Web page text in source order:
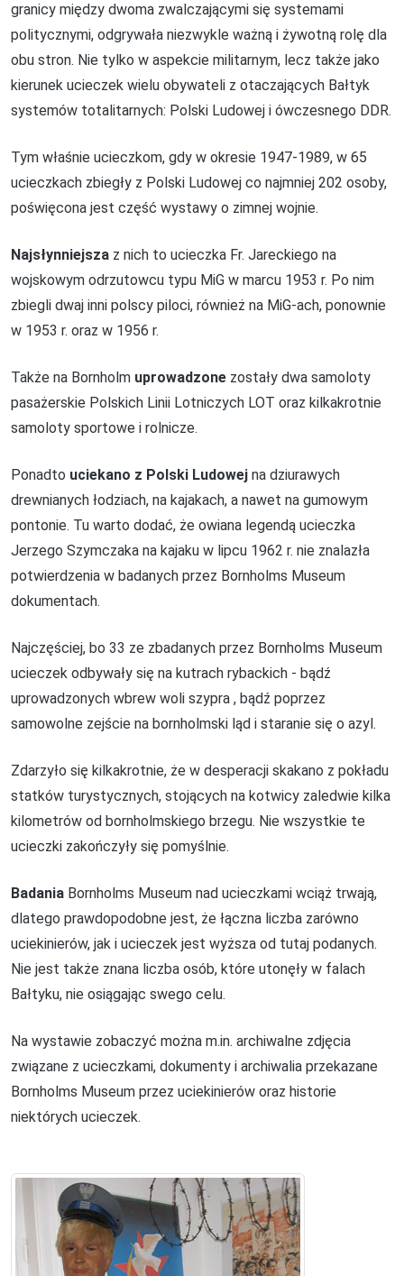
granicy między dwoma zwalczającymi się systemami
politycznymi, odgrywała niezwykle ważną i żywotną rolę dla
obu stron. Nie tylko w aspekcie militarnym, lecz także jako
kierunek ucieczek wielu obywateli z otaczających Bałtyk
systemów totalitarnych: Polski Ludowej i ówczesnego DDR.
Tym właśnie ucieczkom, gdy w okresie 1947-1989, w 65
ucieczkach zbiegły z Polski Ludowej co najmniej 202 osoby,
poświęcona jest część wystawy o zimnej wojnie.
Najsłynniejsza z nich to ucieczka Fr. Jareckiego na
wojskowym odrzutowcu typu MiG w marcu 1953 r. Po nim
zbiegli dwaj inni polscy piloci, również na MiG-ach, ponownie
w 1953 r. oraz w 1956 r.
Także na Bornholm uprowadzone zostały dwa samoloty
pasażerskie Polskich Linii Lotniczych LOT oraz kilkakrotnie
samoloty sportowe i rolnicze.
Ponadto uciekano z Polski Ludowej na dziurawych
drewnianych łodziach, na kajakach, a nawet na gumowym
pontonie. Tu warto dodać, że owiana legendą ucieczka
Jerzego Szymczaka na kajaku w lipcu 1962 r. nie znalazła
potwierdzenia w badanych przez Bornholms Museum
dokumentach.
Najczęściej, bo 33 ze zbadanych przez Bornholms Museum
ucieczek odbywały się na kutrach rybackich - bądź
uprowadzonych wbrew woli szypra , bądź poprzez
samowolne zejście na bornholmski ląd i staranie się o azyl.
Zdarzyło się kilkakrotnie, że w desperacji skakano z pokładu
statków turystycznych, stojących na kotwicy zaledwie kilka
kilometrów od bornholmskiego brzegu. Nie wszystkie te
ucieczki zakończyły się pomyślnie.
Badania Bornholms Museum nad ucieczkami wciąż trwają,
dlatego prawdopodobne jest, że łączna liczba zarówno
uciekinierów, jak i ucieczek jest wyższa od tutaj podanych.
Nie jest także znana liczba osób, które utonęły w falach
Bałtyku, nie osiągając swego celu.
Na wystawie zobaczyć można m.in. archiwalne zdjęcia
związane z ucieczkami, dokumenty i archiwalia przekazane
Bornholms Museum przez uciekinierów oraz historie
niektórych ucieczek.